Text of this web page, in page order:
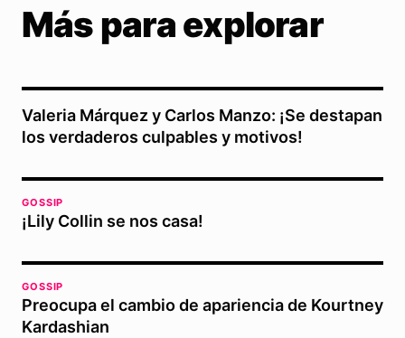
Más para explorar
Valeria Márquez y Carlos Manzo: ¡Se destapan
los verdaderos culpables y motivos!
GOSSIP
¡Lily Collin se nos casa!
GOSSIP
Preocupa el cambio de apariencia de Kourtney
Kardashian